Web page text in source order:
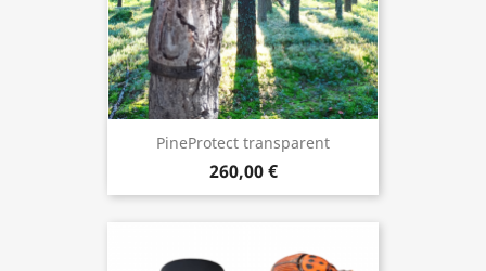
PineProtect transparent
260,00 €